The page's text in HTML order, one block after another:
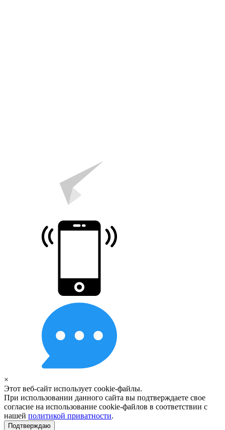
×
Этот веб-сайт использует cookie-файлы.
При использовании данного сайта вы подтверждаете свое
согласие на использование cookie-файлов в соответствии с
нашей политикой приватности.
Подтверждаю